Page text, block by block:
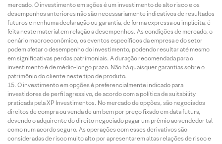
mercado. O investimento em ações é um investimento de alto risco e os
desempenhos anteriores não são necessariamente indicativos de resultados
futuros e nenhuma declaração ou garantia, de forma expressa ou implícita, é
feita neste material em relação a desempenhos. As condições de mercado, o
cenário macroeconômico, os eventos específicos da empresa e do setor
podem afetar o desempenho do investimento, podendo resultar até mesmo
em significativas perdas patrimoniais. A duração recomendada para o
investimento é de médio-longo prazo. Não há quaisquer garantias sobre o
patrimônio do cliente neste tipo de produto.
O investimento em opções é preferencialmente indicado para
investidores de perfil agressivo, de acordo com a política de suitability
praticada pela XP Investimentos. No mercado de opções, são negociados
direitos de compra ou venda de um bem por preço fixado em data futura,
devendo o adquirente do direito negociado pagar um prêmio ao vendedor tal
como num acordo seguro. As operações com esses derivativos são
consideradas de risco muito alto por apresentarem altas relações de risco e